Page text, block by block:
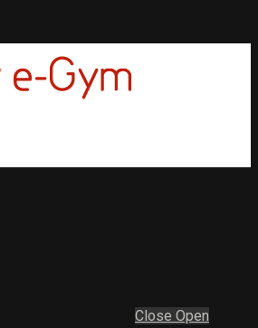
Close Open